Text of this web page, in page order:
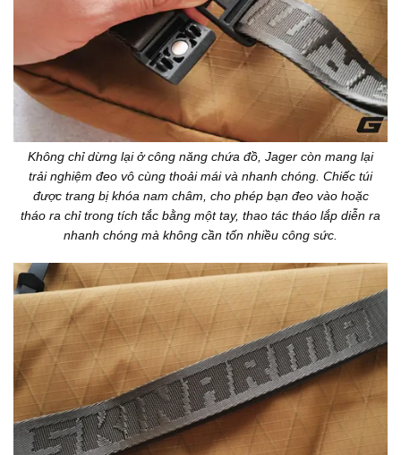
Không chỉ dừng lại ở công năng chứa đồ, Jager còn mang lại
trải nghiệm đeo vô cùng thoải mái và nhanh chóng. Chiếc túi
được trang bị khóa nam châm, cho phép bạn đeo vào hoặc
tháo ra chỉ trong tích tắc bằng một tay, thao tác tháo lắp diễn ra
nhanh chóng mà không cần tốn nhiều công sức.